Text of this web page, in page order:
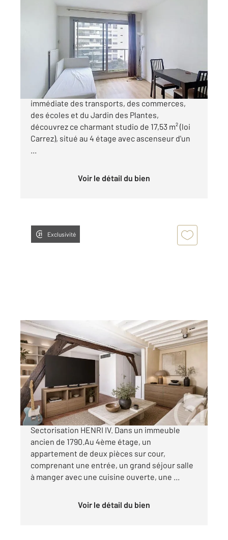
PARIS 75005
2, 1 pièce
Appartement F1 à vendre
229 000 €
Studio Paris 5 Rue du Fer à Moulin À proximité
immédiate des transports, des commerces,
des écoles et du Jardin des Plantes,
découvrez ce charmant studio de 17,53 m² (loi
Carrez), situé au 4 étage avec ascenseur d'un
Voir le détail du bien
Exclusivité
PARIS 75005
39 m2, 2 pièces
Ref : 31855
Appartement F2 à vendre
435 000 €
Quartier de la Sorbonne. Impasse des Bœufs
Sectorisation HENRI IV. Dans un immeuble
ancien de 1790.Au 4ème étage, un
appartement de deux pièces sur cour,
comprenant une entrée, un grand séjour salle
à manger avec une cuisine ouverte, une ...
Voir le détail du bien